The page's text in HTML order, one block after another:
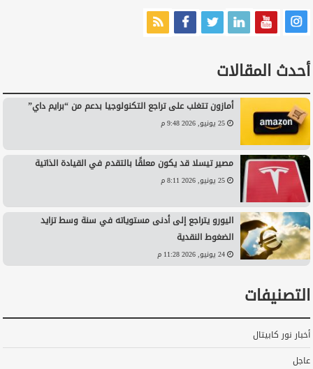
أحدث المقالات
أمازون تتغلب على تراجع التكنولوجيا بدعم من “برايم داي”
25 يونيو, 2026 9:48 م
مصير تيسلا قد يكون معلقًا بالتقدم في القيادة الذاتية
25 يونيو, 2026 8:11 م
اليورو يتراجع إلى أدنى مستوياته في سنة وسط تزايد
الضغوط النقدية
24 يونيو, 2026 11:28 م
التصنيفات
أخبار نور كابيتال
عاجل